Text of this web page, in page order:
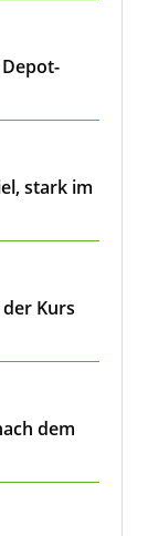
stark im
Kurs
dem